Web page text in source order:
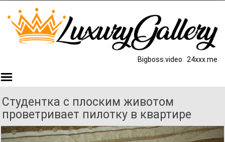
Bigboss.video 24xxx.me
Студентка с плоским животом
проветривает пилотку в квартире